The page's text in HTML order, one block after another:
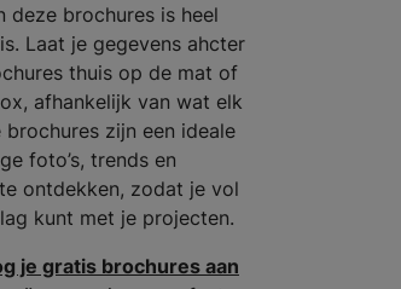
deze brochures is heel
Laat je gegevens ahcter
thuis op de mat of
afhankelijk van wat elk
zijn een ideale
foto’s, trends en
ontdekken, zodat je vol
kunt met je projecten.
je gratis brochures aan